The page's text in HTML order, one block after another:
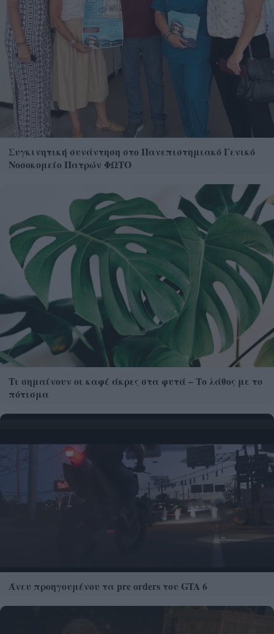
Συγκινητική συνάντηση στο Πανεπιστημιακό Γενικό
Νοσοκομείο Πατρών ΦΩΤΟ
Τι σημαίνουν οι καφέ άκρες στα φυτά – Το λάθος με το
πότισμα
Άνευ προηγουμένου τα pre orders του GTA 6